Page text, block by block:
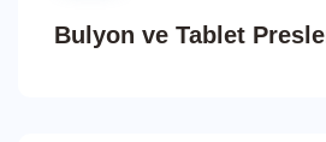
Bulyon ve Tablet